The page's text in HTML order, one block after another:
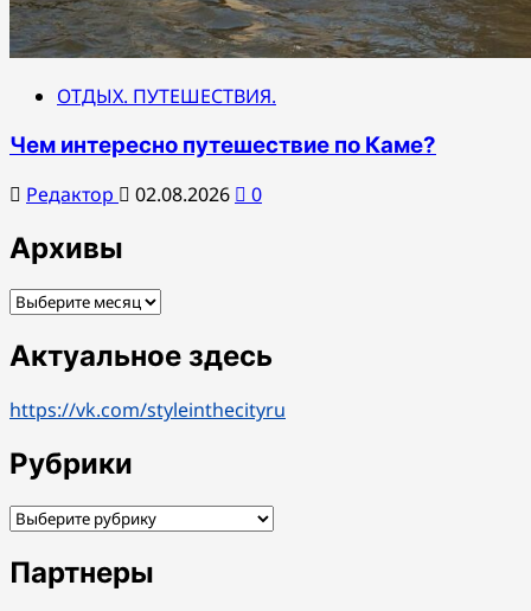
ОТДЫХ. ПУТЕШЕСТВИЯ.
Чем интересно путешествие по Каме?
Редактор 02.08.2026 0
Архивы
Архивы
Актуальное здесь
https://vk.com/styleinthecityru
Рубрики
Рубрики
Партнеры